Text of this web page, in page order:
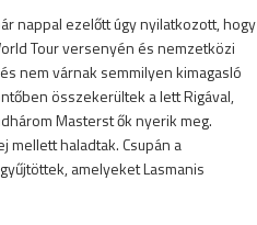
nappal ezelőtt úgy nyilatkozott, hogy
Tour versenyén és nemzetközi
nem várnak semmilyen kimagasló
összekerültek a lett Rigával,
Masterst ők nyerik meg.
haladtak. Csupán a
amelyeket Lasmanis